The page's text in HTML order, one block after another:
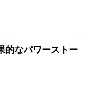
的なパワーストー